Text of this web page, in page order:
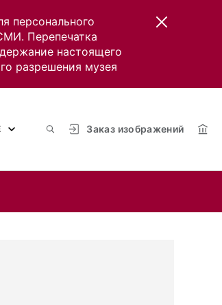
персонального
Перепечатка
настоящего
разрешения музея
Заказ изображений